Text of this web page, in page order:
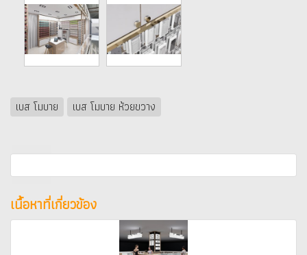
เบส โมบาย เบส โมบาย ห้วยขวาง
เนื้อหาที่เกี่ยวข้อง